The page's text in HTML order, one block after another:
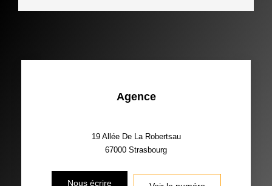
Agence
19 Allée De La Robertsau
67000 Strasbourg
Nous écrire